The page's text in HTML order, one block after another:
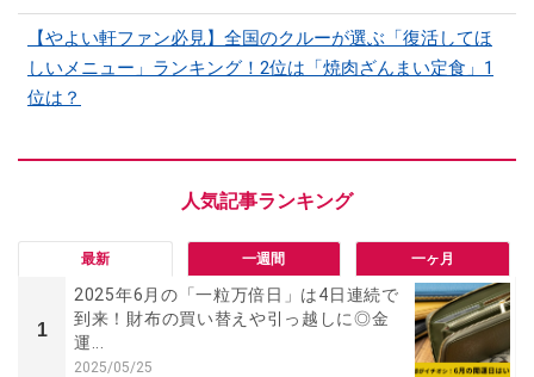
【やよい軒ファン必見】全国のクルーが選ぶ「復活してほ
しいメニュー」ランキング！2位は「焼肉ざんまい定食」1
位は？
最新 一週間 一ヶ月
1
2025年6月の「一粒万倍日」は4日連続で
到来！財布の買い替えや引っ越しに◎金
運...
2025/05/25